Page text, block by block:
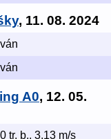
, 11. 08. 2024
A0, 12. 05.
tr. b., 3.13 m/s